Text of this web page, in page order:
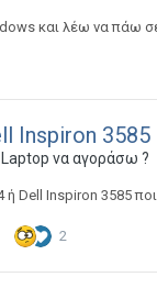
και λέω να πάω
Inspiron 3585
Laptop να αγοράσω ?
Dell Inspiron 3585
2